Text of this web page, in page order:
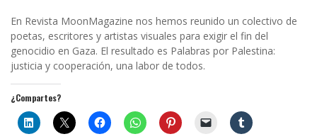
En Revista MoonMagazine nos hemos reunido un colectivo de
poetas, escritores y artistas visuales para exigir el fin del
genocidio en Gaza. El resultado es Palabras por Palestina:
justicia y cooperación, una labor de todos.
¿Compartes?